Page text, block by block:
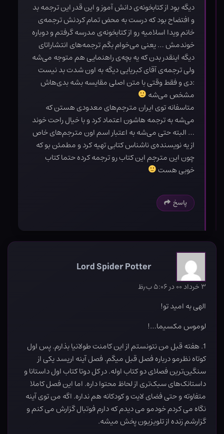
دیگه بود از کتابخونه‌ی دانش آموز و این قدر این ترجمه بد
و افتضاح بود که درست به محض تمام کردنش ترجمه‌ی
خانم ویدا اسلامیه رو از کتابخونه‌ی مدرسه گرفتم و دوباره
خوندمش … یعنی می‌خوام بگم ترجمه‌های انتشاراتای
دیگه اینقدر بدن که یه بچه‌ی راهنمایی هم متوجه می‌شه
ولی ترجمه‌ی آقای کبریایی دیگه به اون شدت بد نیست
:دی و فقط وقتی با متن اصلی مقایسه بشه بدی‌هاش
مشخص می‌شه
متاسفانه توی ایران مترجم‌های معدودی هستن که
می‌شه به ترجمه هاشون اعتماد کرد و با خیال راحت خوند
… البته حتی می‌شه به اعتبار اسم اون مترجم‌های خاص
از یه نویسنده‌ی ناشناس کتابی تهیه کرد و مطمئن بو که
چون این مترجم این کتاب رو ترجمه کرده حتما کتاب
خوبی هست
پاسخ
Lord Spider Potter
۳ خرداد ۰۰ در ۵:۰۶ ب٫ظ
الهی به امید تو!
لوموس مکسیما…!
1. هفته قبل من نتونستم از این کامنت طولانیا بذارم. پس اول
کوتاه نظرمو درباره فصل قبل میگم. فصل آینه اریسد یکی از
سنگین‌ترین فصلای دو کتاب اوله. در کل دوتا کتاب اول داستانا و
داستانک‌های سبک‌تری از لحاظ محتوا داره. اما این فصل کاملا
متفاوته و حتی فضای لایت و کودکانه هم نداره. اگه من توی آینه
نگاه می کردم خودمو می دیدم که دارم فوتبال گزارش می کنم و
گزارشم زنده از تلویزیون پخش میشه.